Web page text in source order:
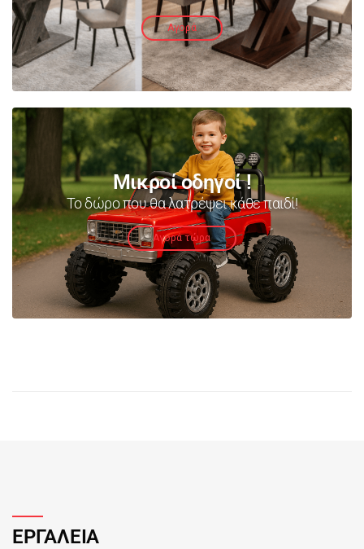
Αγορά
Μικροί οδηγοί !
Το δώρο που θα λατρέψει κάθε παιδί!
Αγορά τώρα
ΕΡΓΑΛΕΙΑ